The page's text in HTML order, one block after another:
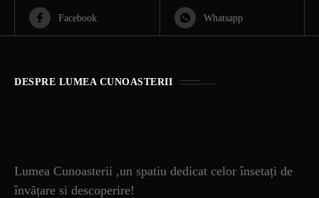
Facebook Whatsapp
DESPRE LUMEA CUNOASTERII
Lumea Cunoasterii ,un spatiu dedicat celor însetați de
învățare si descoperire!